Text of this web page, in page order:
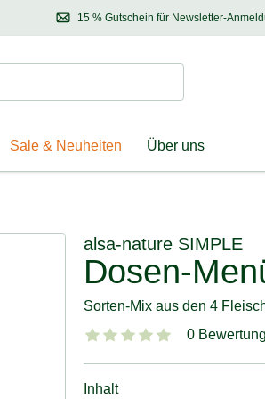
15 % Gutschein für Newsletter-
Entdecken Sie
Ernährungsberatung:
Suchen
Sale & Neuheiten Über uns
alsa-nature SIMPLE
Dosen-
Sorten-Mix aus den 4
0
Inhalt